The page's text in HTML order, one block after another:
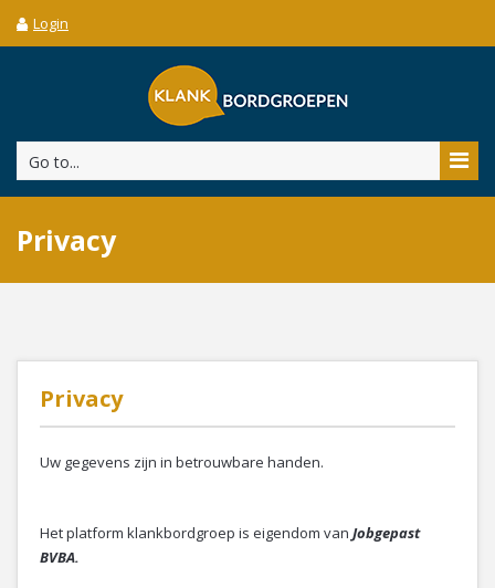
Login
Go to...
Privacy
Privacy
Uw gegevens zijn in betrouwbare handen.
Het platform klankbordgroep is eigendom van Jobgepast
BVBA.